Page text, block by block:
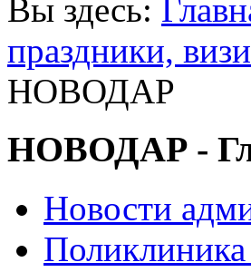
Вы здесь:
праздники,
НОВОДАР
НОВОДАР -
Новости